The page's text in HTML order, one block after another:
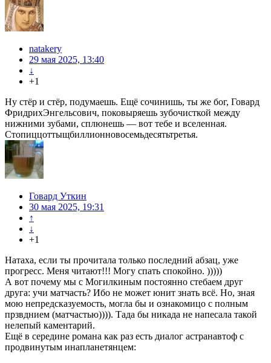
natakery
29 мая 2025, 13:40
↓
+1
Ну стёр и стёр, подумаешь. Ещё сочинишь, ты же бог, Говард
ФридрихЭнгельсович, поковыряешь зубочисткой между
нижними зубами, сплюнешь — вот тебе и вселенная.
Стопиццоттыщбиллионновосемьдесятьтретья.
Говард Уткин
30 мая 2025, 19:31
↑
↓
+1
Натаха, если ты прочитала только последний абзац, уже
прогресс. Меня читают!!! Могу спать спокойно. )))))
А вот почему мы с Могилкиным постоянно стебаем друг
друга: учи матчасть? Ибо не может юнит знать всё. Но, зная
мою непредсказуемость, могла бы и ознакомицо с полным
прзвднием (матчастью)))). Тада бы никада не напесала такой
нелепый каментарий.
Ещё в середине романа как раз есть диалог астранавтоф с
продвинутым инапланетянцем: